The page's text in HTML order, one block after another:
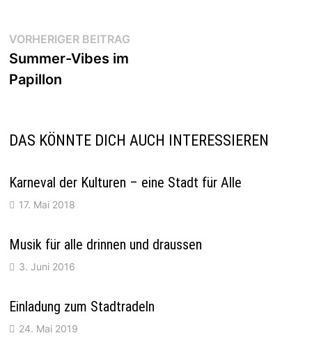
Beitragsnavigation
VORHERIGER BEITRAGVorheriger
Summer-Vibes im
Papillon
DAS KÖNNTE DICH AUCH INTERESSIEREN
Karneval der Kulturen – eine Stadt für Alle
17. Mai 2018
Musik für alle drinnen und draussen
3. Juni 2016
Einladung zum Stadtradeln
24. Mai 2019